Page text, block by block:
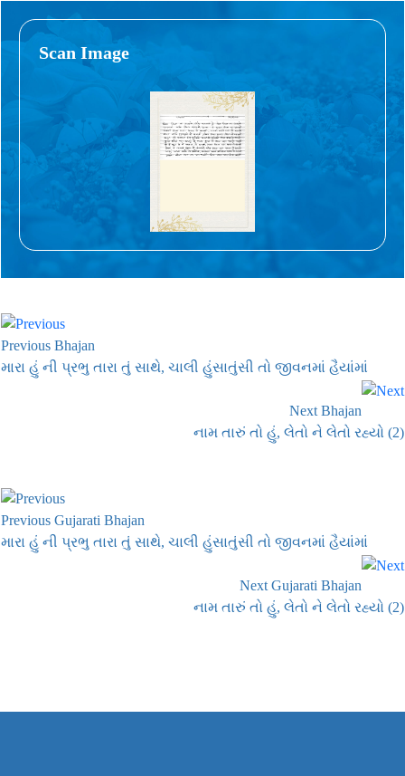
Scan Image
Previous Bhajan
મારા હું ની પ્રભુ તારા તું સાથે, ચાલી હુંસાતુંસી તો જીવનમાં હૈયાંમાં
Next Bhajan
નામ તારું તો હું, લેતો ને લેતો રહ્યો (2)
Previous Gujarati Bhajan
મારા હું ની પ્રભુ તારા તું સાથે, ચાલી હુંસાતુંસી તો જીવનમાં હૈયાંમાં
Next Gujarati Bhajan
નામ તારું તો હું, લેતો ને લેતો રહ્યો (2)